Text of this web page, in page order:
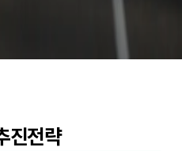
진전략